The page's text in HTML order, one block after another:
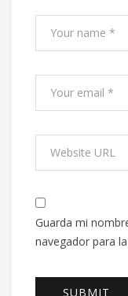
Guarda mi
navegador para